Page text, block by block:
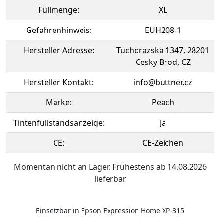
Füllmenge:
XL
Gefahrenhinweis:
EUH208-1
Hersteller Adresse:
Tuchorazska 1347, 28201
Cesky Brod, CZ
Hersteller Kontakt:
info@buttner.cz
Marke:
Peach
Tintenfüllstandsanzeige:
Ja
CE:
CE-Zeichen
Momentan nicht an Lager. Frühestens ab 14.08.2026
lieferbar
Einsetzbar in Epson Expression Home XP-315